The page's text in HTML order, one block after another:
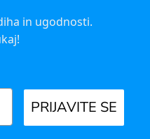
in ugodnosti.
PRIJAVITE SE